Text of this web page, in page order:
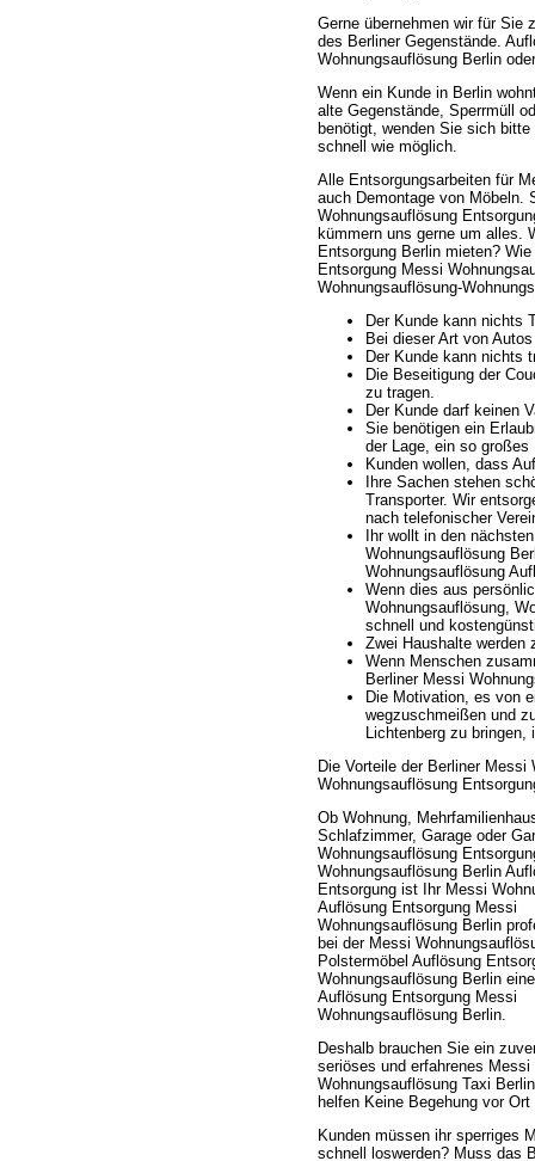
Gerne übernehmen wir für Sie
des Berliner Gegenstände.
Wohnungsauflösung Berlin
Wenn ein Kunde in Berlin
alte Gegenstände, Sperrmüll
benötigt, wenden Sie sich
schnell wie möglich.
Alle Entsorgungsarbeiten für
auch Demontage von Möbeln.
Wohnungsauflösung
kümmern uns gerne um alles.
Entsorgung Berlin mieten?
Entsorgung Messi
Wohnungsauflösung-
Der Kunde kann nichts
Bei dieser Art von
Der Kunde kann nichts
Die Beseitigung der
zu tragen.
Der Kunde darf keinen
Sie benötigen ein
der Lage, ein so großes
Kunden wollen, dass
Ihre Sachen stehen
Transporter. Wir
nach telefonischer
Ihr wollt in den
Wohnungsauflösung
Wohnungsauflösung
Wenn dies aus
Wohnungsauflösung,
schnell und
Zwei Haushalte werden
Wenn Menschen
Berliner Messi
Die Motivation, es von
wegzuschmeißen und
Lichtenberg zu bringen,
Die Vorteile der Berliner
Wohnungsauflösung
Ob Wohnung,
Schlafzimmer, Garage oder
Wohnungsauflösung
Wohnungsauflösung Berlin
Entsorgung ist Ihr Messi
Auflösung Entsorgung Messi
Wohnungsauflösung Berlin
bei der Messi
Polstermöbel Auflösung
Wohnungsauflösung Berlin
Auflösung Entsorgung Messi
Wohnungsauflösung Berlin.
Deshalb brauchen Sie ein
seriöses und erfahrenes Messi
Wohnungsauflösung Taxi
helfen Keine Begehung vor Ort
Kunden müssen ihr sperriges
schnell loswerden? Muss das